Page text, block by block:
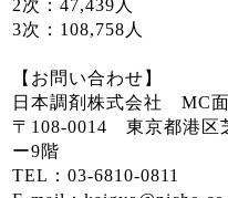
2次：47,439人
3次：108,758人
【お問い合わせ】
日本調剤株式会社 MC
〒108-0014 東京都港区
ー9階
TEL：03-6810-0811